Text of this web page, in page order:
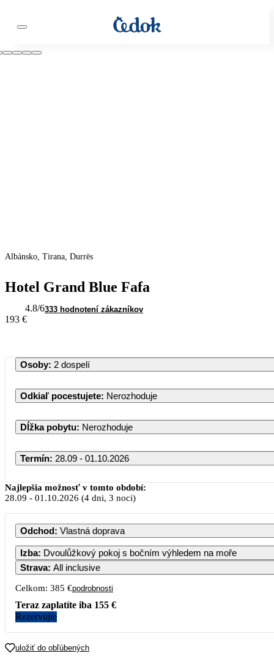
Albánsko, Tirana, Durrës
Hotel Grand Blue Fafa
4.8/6333 hodnotení zákazníkov
193 €
Osoby: 2 dospelí
Odkiaľ pocestujete: Nerozhoduje
Dĺžka pobytu: Nerozhoduje
Termín: 28.09 - 01.10.2026
September 2026
PO UT ST ŠT PI
1 2 3 4
7 8 9 10 11
Najlepšia možnosť v tomto období:
28.09 - 01.10.2026 (4 dni, 3 noci)
Odchod: Vlastná doprava
Izba: Dvoulůžkový pokoj s bočním výhledem na moře
Strava: All inclusive
Celkom: 385 €podrobnosti
Teraz zaplatíte iba 155 €
Rezervujte
uložiť do obľúbených